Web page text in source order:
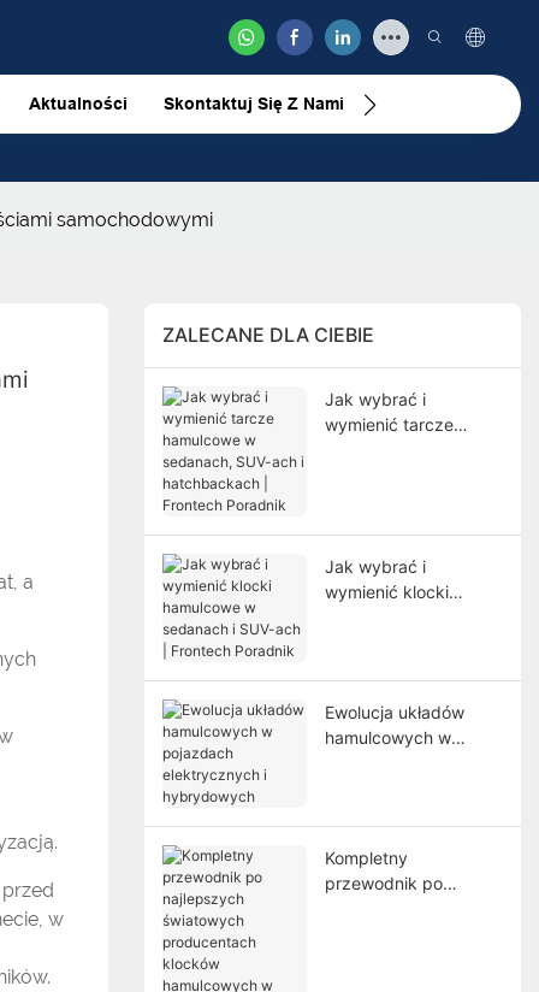
Aktualności Skontaktuj Się Z Nami
samochodowymi
a
w
ZALECANE DLA CIEBIE
Jak wybrać i
wymienić tarcze
Jak wybrać i
wymienić klocki
Ewolucja układów
hamulcowych w
Kompletny
przewodnik po